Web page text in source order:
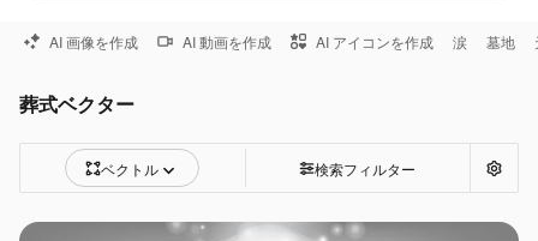
AI 画像を作成 AI 動画を作成 AI アイコンを作成 涙 墓地
葬式ベクター
ベクトル 検索フィルター